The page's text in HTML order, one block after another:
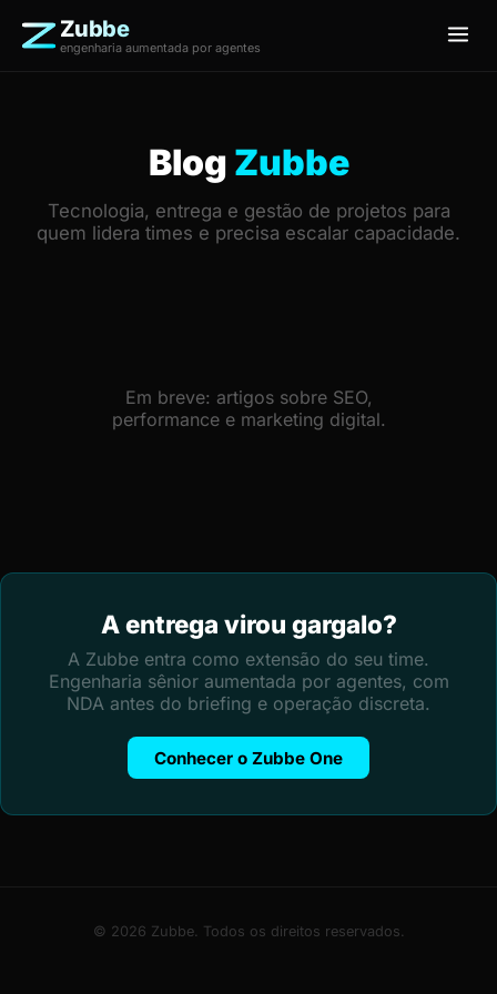
Zubbe
engenharia aumentada por agentes
Blog Zubbe
Tecnologia, entrega e gestão de projetos para
quem lidera times e precisa escalar capacidade.
Em breve: artigos sobre SEO,
performance e marketing digital.
A entrega virou gargalo?
A Zubbe entra como extensão do seu time.
Engenharia sênior aumentada por agentes, com
NDA antes do briefing e operação discreta.
Conhecer o Zubbe One
© 2026 Zubbe. Todos os direitos reservados.